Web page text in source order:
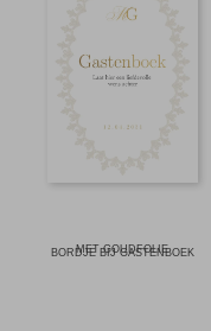
BORDJE BIJ GASTENBOEK
MET GOUDFOLIE